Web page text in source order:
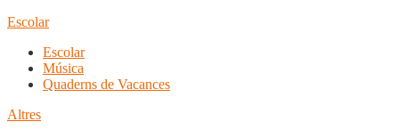
Escolar
Escolar
Música
Quaderns de Vacances
Altres